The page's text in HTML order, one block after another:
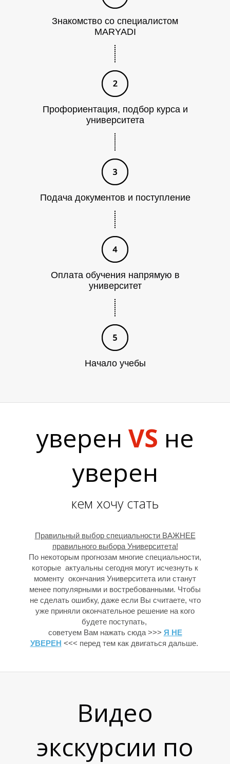
И
А
Л
Знакомство со специалистом
MARYADI
Профориентация, подбор курса и
университета
Подача документов и поступление
Оплата обучения напрямую в
университет
Начало учебы
уверен VS не
уверен
кем хочу стать
Правильный выбор специальности ВАЖНЕЕ
правильного выбора Университета!
По некоторым прогнозам многие специальности,
которые актуальны сегодня могут исчезнуть к
моменту окончания Университета или станут
менее популярными и востребованными. Чтобы
не сделать ошибку, даже если Вы считаете, что
уже приняли окончательное решение на кого
будете поступать,
советуем Вам нажать сюда >>> Я НЕ
УВЕРЕН <<< перед тем как двигаться дальше.
Видео
экскурсии по